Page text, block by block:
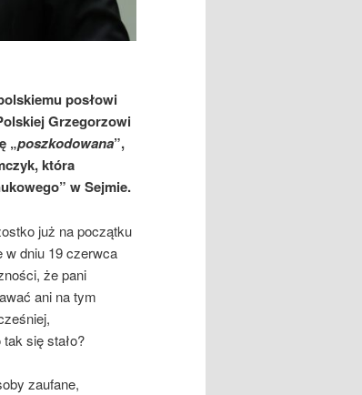
posłowi
Grzegorzowi
„poszkodowana”,
która
w Sejmie.
już na początku
w dniu 19 czerwca
że pani
ani na tym
się stało?
zaufane,